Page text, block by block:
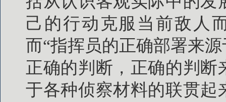
己的行动克服当前敌人
而“指挥员的正确部署来
正确的判断，正确的判
于各种侦察材料的联贯起